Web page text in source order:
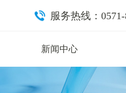
服务热线：
新闻中心